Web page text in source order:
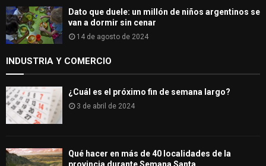
Dato que duele: un millón de niños argentinos se
van a dormir sin cenar
14 de agosto de 2024
INDUSTRIA Y COMERCIO
¿Cuál es el próximo fin de semana largo?
3 de abril de 2024
Qué hacer en más de 40 localidades de la